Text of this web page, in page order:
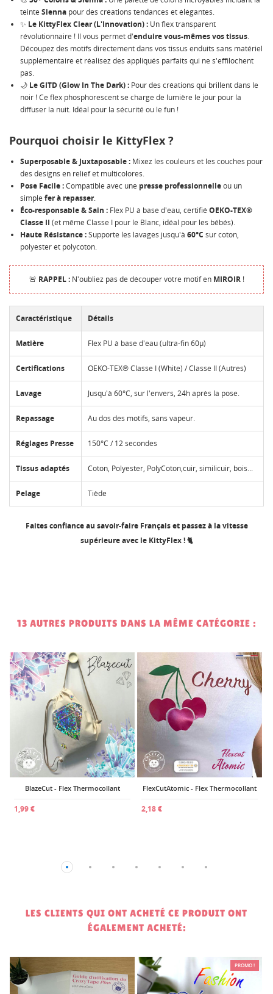
teinte Sienna pour des créations tendances et élégantes.
✨ Le KittyFlex Clear (L'Innovation) : Un flex transparent
révolutionnaire ! Il vous permet d'enduire vous-mêmes vos tissus.
Découpez des motifs directement dans vos tissus enduits sans matériel
supplémentaire et réalisez des appliqués parfaits qui ne s'effilochent
pas.
🌙 Le GITD (Glow In The Dark) : Pour des créations qui brillent dans le
noir ! Ce flex phosphorescent se charge de lumière le jour pour la
diffuser la nuit. Idéal pour la sécurité ou le fun !
Pourquoi choisir le KittyFlex ?
Superposable & Juxtaposable : Mixez les couleurs et les couches pour
des designs en relief et multicolores.
Pose Facile :Compatible avec une presse professionnelleou un
simple fer à repasser.
Éco-responsable & Sain : Flex PU à base d'eau, certifié OEKO-TEX®
Classe II (et même Classe I pour le Blanc, idéal pour les bébés).
Haute Résistance :Supporte les lavages jusqu'à 60°C sur coton,
polyester et polycoton.
🚨 RAPPEL :N'oubliez pas de découper votre motif en MIROIR!
Caractéristique Détails
Matière Flex PU à base d'eau (ultra-fin 60µ)
Certifications OEKO-TEX® Classe I (White) / Classe II (Autres)
Lavage Jusqu'à 60°C, sur l'envers, 24h après la pose.
Repassage Au dos des motifs, sans vapeur.
Réglages Presse 150°C / 12 secondes
Tissus adaptés Coton, Polyester, PolyCoton,cuir, similicuir, bois...
Pelage Tiède
Faites confiance au savoir-faire Français et passez à la vitesse
supérieure avec le KittyFlex ! 🐈
13 AUTRES PRODUITS DANS LA MÊME CATÉGORIE :
BlazeCut - Flex Thermocollant
1,99 €
FlexCutAtomic - Flex Thermocollant
2,18 €
LES CLIENTS QUI ONT ACHETÉ CE PRODUIT ONT
ÉGALEMENT ACHETÉ:
PROMO !
MES LISTES
add_circle_outlineCréer une nouvelle liste
NOM DE LA LISTE D'ENVIES
Annuler Créer une liste d'envies
Vous devez être connecté pour ajouter des produits à
votre liste d'envies.